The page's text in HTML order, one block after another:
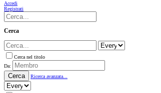
Accedi
Registrati
Cerca
Cerca nel titolo
Da:
Cerca Ricerca avanzata...